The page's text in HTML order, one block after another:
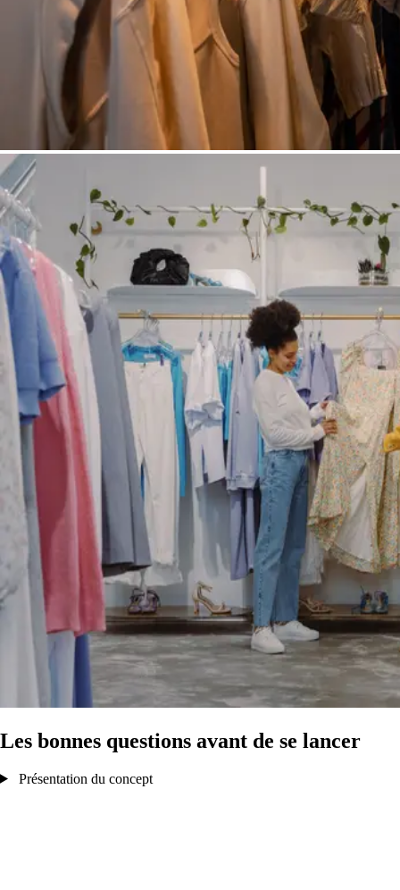
Les bonnes questions avant de se lancer
Présentation du concept